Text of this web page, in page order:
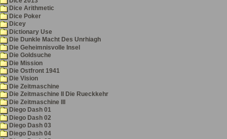
Dice Arithmetic
Dice Poker
Dicey
Dictionary Use
Die Dunkle Macht Des Unrhiagh
Die Geheimnisvolle Insel
Die Goldsuche
Die Mission
Die Ostfront 1941
Die Vision
Die Zeitmaschine
Die Zeitmaschine II Die Rueckkehr
Die Zeitmaschine III
Diego Dash 01
Diego Dash 02
Diego Dash 03
Diego Dash 04